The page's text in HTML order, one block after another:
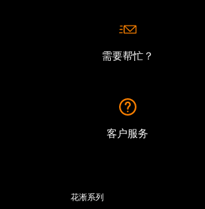
需要帮忙？
客户服务
花淅系列